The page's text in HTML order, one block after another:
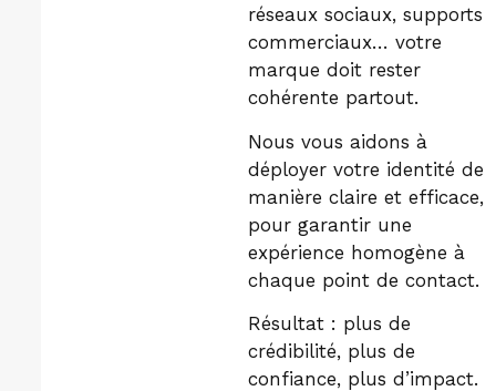
réseaux sociaux, supports
commerciaux… votre
marque doit rester
cohérente partout.
Nous vous aidons à
déployer votre identité de
manière claire et efficace,
pour garantir une
expérience homogène à
chaque point de contact.
Résultat : plus de
crédibilité, plus de
confiance, plus d’impact.